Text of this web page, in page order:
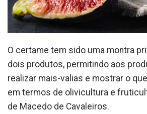
O certame tem sido uma montra
dois produtos, permitindo aos
realizar mais-valias e mostrar o
em termos de olivicultura e
de Macedo de Cavaleiros.